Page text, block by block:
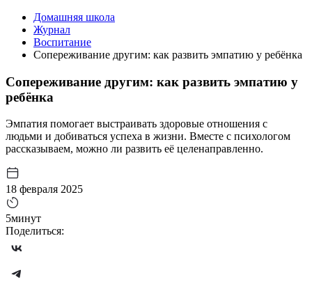
Домашняя школа
Журнал
Воспитание
Сопереживание другим: как развить эмпатию у ребёнка
Сопереживание другим: как развить эмпатию у
ребёнка
Эмпатия помогает выстраивать здоровые отношения с
людьми и добиваться успеха в жизни. Вместе с психологом
рассказываем, можно ли развить её целенаправленно.
18 февраля 2025
5минут
Поделиться: